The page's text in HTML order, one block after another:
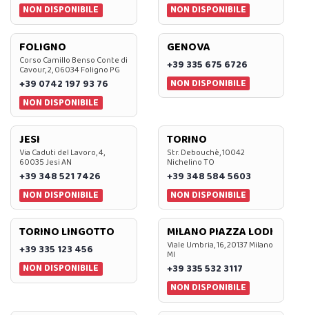
NON DISPONIBILE
NON DISPONIBILE
FOLIGNO
Corso Camillo Benso Conte di
Cavour, 2, 06034 Foligno PG
+39 0742 197 93 76
NON DISPONIBILE
GENOVA
+39 335 675 6726
NON DISPONIBILE
JESI
Via Caduti del Lavoro, 4,
60035 Jesi AN
+39 348 521 7426
NON DISPONIBILE
TORINO
Str. Debouchè, 10042
Nichelino TO
+39 348 584 5603
NON DISPONIBILE
TORINO LINGOTTO
+39 335 123 456
NON DISPONIBILE
MILANO PIAZZA LODI
Viale Umbria, 16, 20137 Milano
MI
+39 335 532 3117
NON DISPONIBILE